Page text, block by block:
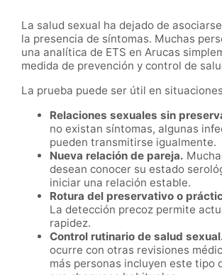
La salud sexual ha dejado de
la presencia de síntomas. Muchas
una analítica de ETS en Arucas
medida de prevención y control de
La prueba puede ser útil en
Relaciones sexuales sin
no existan síntomas, algunas
pueden transmitirse igualmente.
Nueva relación de pareja.
desean conocer su estado
iniciar una relación estable.
Rotura del preservativo o
La detección precoz permite
rapidez.
Control rutinario de salud
ocurre con otras revisiones
más personas incluyen este tipo